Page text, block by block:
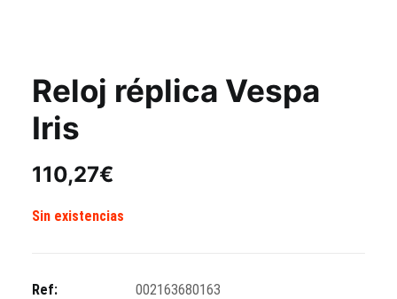
Reloj réplica Vespa
Iris
110,27€
Sin existencias
Ref:
002163680163